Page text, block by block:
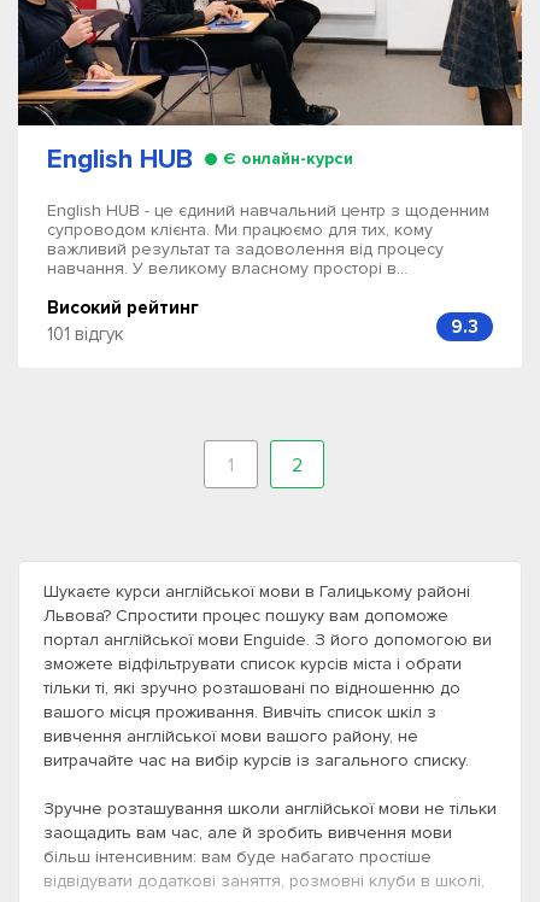
Шукаєте курси англійської мови в Галицькому районі
Львова? Спростити процес пошуку вам допоможе
портал англійської мови Enguide. З його допомогою ви
зможете відфільтрувати список курсів міста і обрати
тільки ті, які зручно розташовані по відношенню до
вашого місця проживання. Вивчіть список шкіл з
вивчення англійської мови вашого району, не
витрачайте час на вибір курсів із загального списку.
Зручне розташування школи англійської мови не тільки
заощадить вам час, але й зробить вивчення мови
більш інтенсивним: вам буде набагато простіше
відвідувати додаткові заняття, розмовні клуби в школі,
English HUB Є онлайн-курси
English HUB - це єдиний навчальний центр з щоденним
супроводом клієнта. Ми працюємо для тих, кому
важливий результат та задоволення від процесу
навчання. У великому власному просторі в...
Високий рейтинг
101 відгук
9.3
1 2